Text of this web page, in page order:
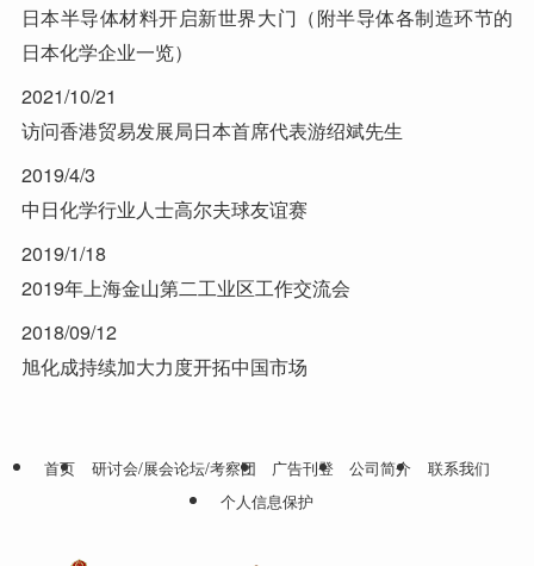
日本半导体材料开启新世界大门（附半导体各制造环节的
日本化学企业一览）
2021/10/21
访问香港贸易发展局日本首席代表游绍斌先生
2019/4/3
中日化学行业人士高尔夫球友谊赛
2019/1/18
2019年上海金山第二工业区工作交流会
2018/09/12
旭化成持续加大力度开拓中国市场
首页 研讨会/展会论坛/考察团 广告刊登 公司简介
联系我们
个人信息保护